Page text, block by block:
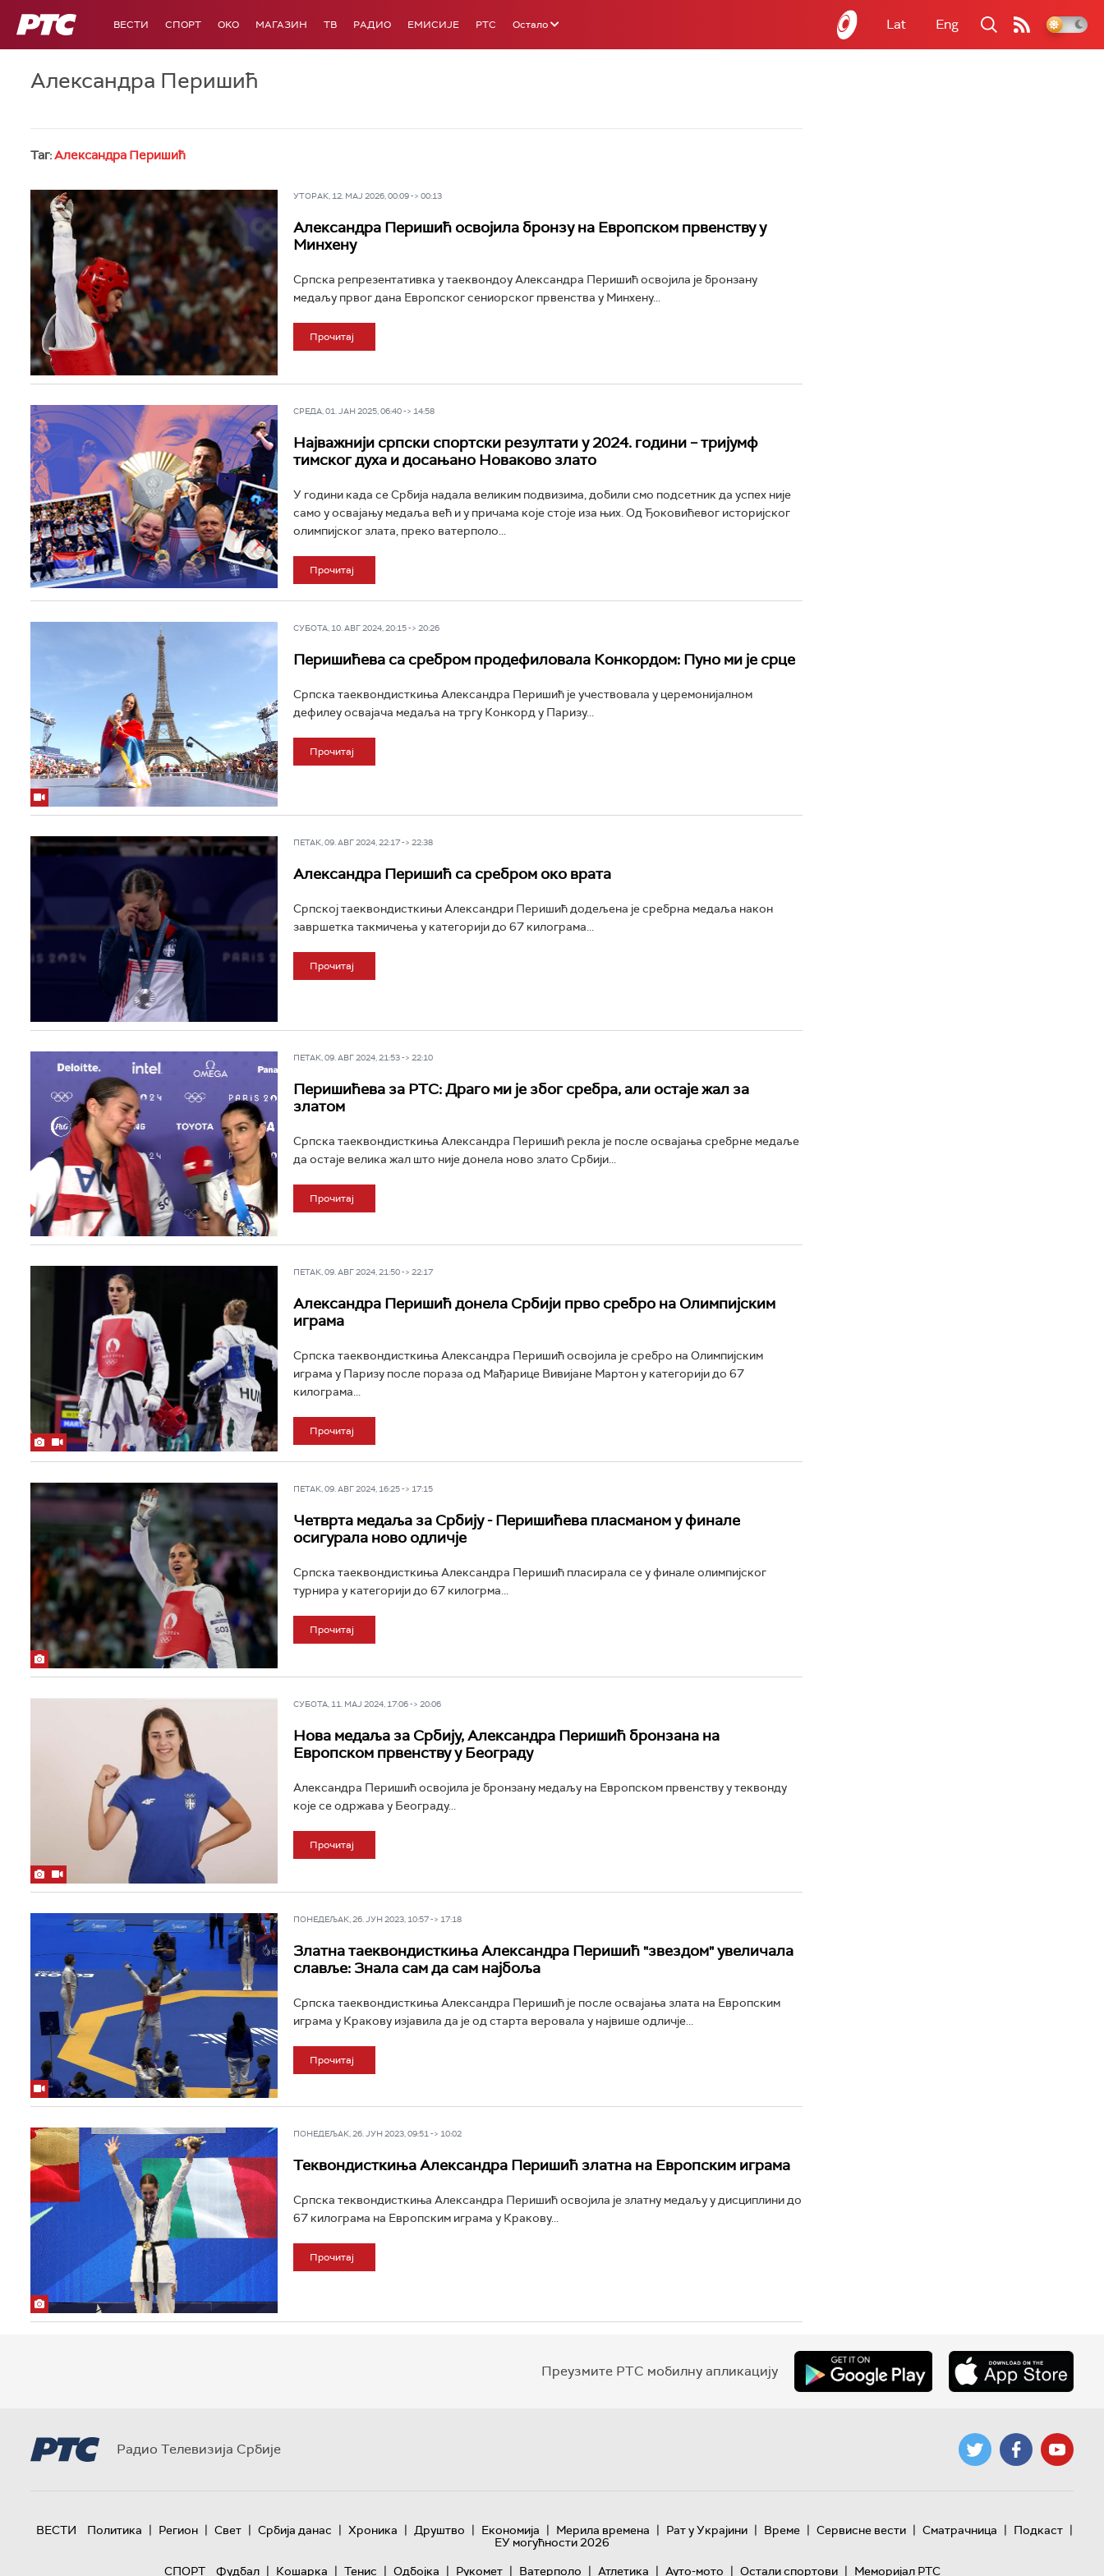
РТС ВЕСТИ СПОРТ OKO МАГАЗИН ТВ РАДИО ЕМИСИЈЕ РТС Остало Lat Eng
Александра Перишић
Таг:Александра Перишић
УТОРАК, 12. МАЈ 2026, 00:09 -> 00:13
Александра Перишић освојила бронзу на Европском првенству у
Минхену
Српска репрезентативка у таеквондоу Александра Перишић освојила је бронзану
медаљу првог дана Европског сениорског првенства у Минхену...
Прочитај
СРЕДА, 01. ЈАН 2025, 06:40 -> 14:58
Најважнији српски спортски резултати у 2024. години – тријумф
тимског духа и досањано Новаково злато
У години када се Србија надала великим подвизима, добили смо подсетник да успех није
само у освајању медаља већ и у причама које стоје иза њих. Од Ђоковићевог историјског
олимпијског злата, преко ватерполо...
Прочитај
СУБОТА, 10. АВГ 2024, 20:15 -> 20:26
Перишићева са сребром продефиловала Конкордом: Пуно ми је срце
Српска таеквондисткиња Александра Перишић је учествовала у церемонијалном
дефилеу освајача медаља на тргу Конкорд у Паризу...
Прочитај
ПЕТАК, 09. АВГ 2024, 22:17 -> 22:38
Александра Перишић са сребром око врата
Српској таеквондисткињи Александри Перишић додељена је сребрна медаља након
завршетка такмичења у категорији до 67 килограма...
Прочитај
ПЕТАК, 09. АВГ 2024, 21:53 -> 22:10
Перишићева за РТС: Драго ми је због сребра, али остаје жал за
златом
Српска таеквондисткиња Александра Перишић рекла је после освајања сребрне медаље
да остаје велика жал што није донела ново злато Србији...
Прочитај
ПЕТАК, 09. АВГ 2024, 21:50 -> 22:17
Александра Перишић донела Србији прво сребро на Олимпијским
играма
Српска таеквондисткиња Александра Перишић освојила је сребро на Олимпијским
играма у Паризу после пораза од Мађарице Вивијане Мартон у категорији до 67
килограма...
Прочитај
ПЕТАК, 09. АВГ 2024, 16:25 -> 17:15
Четврта медаља за Србију - Перишићева пласманом у финале
осигурала ново одличје
Српска таеквондисткиња Александра Перишић пласирала се у финале олимпијског
турнира у категорији до 67 килогрма...
Прочитај
СУБОТА, 11. МАЈ 2024, 17:06 -> 20:06
Нова медаља за Србију, Александра Перишић бронзана на
Европском првенству у Београду
Александра Перишић освојила је бронзану медаљу на Европском првенству у теквонду
које се одржава у Београду...
Прочитај
ПОНЕДЕЉАК, 26. ЈУН 2023, 10:57 -> 17:18
Златна таеквондисткиња Александра Перишић "звездом" увеличала
славље: Знала сам да сам најбоља
Српска таеквондисткиња Александра Перишић је после освајања злата на Европским
играма у Кракову изјавила да је од старта веровала у највише одличје...
Прочитај
ПОНЕДЕЉАК, 26. ЈУН 2023, 09:51 -> 10:02
Теквондисткиња Александра Перишић златна на Европским играма
Српска теквондисткиња Александра Перишић освојила је златну медаљу у дисциплини до
67 килограма на Европским играма у Кракову...
Прочитај
Преузмите РТС мобилну апликацију
Радио Телевизија Србије
ВЕСТИ Политика | Регион | Свет | Србија данас | Хроника | Друштво | Економија | Мерила времена | Рат у Украјини | Време | Сервисне вести | Сматрачница | Подкаст |
ЕУ могућности 2026
СПОРТ
Фудбал | Кошарка | Тенис | Одбојка | Рукомет | Ватерполо | Атлетика | Ауто-мото | Остали спортови | Меморијал РТС